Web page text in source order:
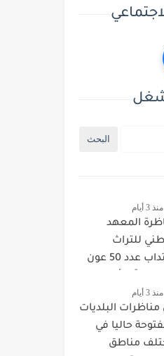
منذ 3 أيام
المعهد
للتراث
لإنتداب عدد 50 عون
منذ 3 أيام
البلديات
حاليا في
مناطق